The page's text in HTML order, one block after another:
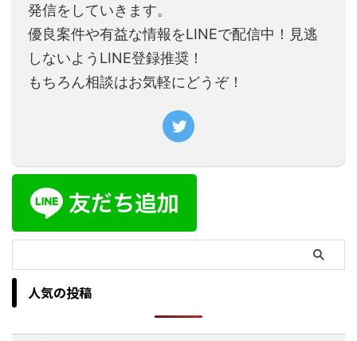
発信をしていきます。
優良案件や有益な情報をLINEで配信中！見逃
しないようLINE登録推奨！
もちろん相談はお気軽にどうぞ！
人気の投稿